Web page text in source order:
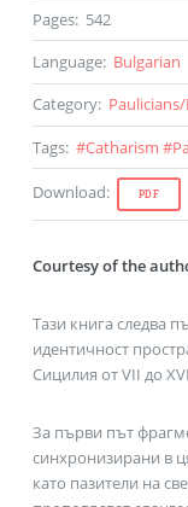
Pages: 542
Language: Bulgarian
Category: Paulicians/
Tags: #Catharism #
Download: PDF
Courtesy of the
Тази книга следва
идентичност
Сицилия от VІІ до
За първи път
синхронизирани в
като пазители на